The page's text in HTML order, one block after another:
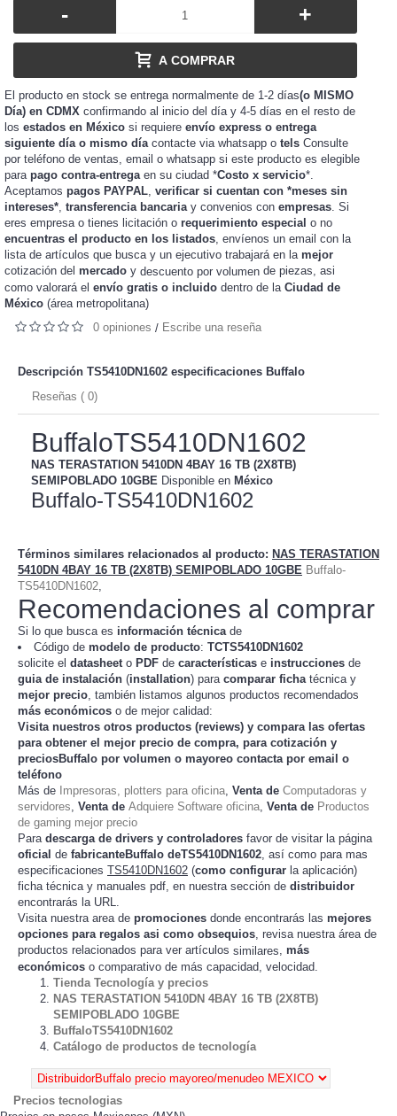
- +
A COMPRAR
El producto en stock se entrega normalmente de 1-2 días(o MISMO
Día) en CDMX confirmando al inicio del día y 4-5 días en el resto de
los estados en México si requiere envío express o entrega
siguiente día o mismo día contacte via whatsapp o tels Consulte
por teléfono de ventas, email o whatsapp si este producto es elegible
para pago contra-entrega en su ciudad *Costo x servicio*.
Aceptamos pagos PAYPAL verificar si cuentan con *meses sin
intereses* transferencia bancaria y convenios con empresas . Si
eres empresa o tienes licitación o requerimiento especial o no
encuentras el producto en los listados, envíenos un email con la
lista de artículos que busca y un ejecutivo trabajará en la mejor
cotización del mercado y descuento por volumen de piezas, asi
como valorará el envío gratis o incluido dentro de la Ciudad de
México (área metropolitana)
0 opiniones / Escribe una reseña
Descripción TS5410DN1602 especificaciones Buffalo
Reseñas ( 0)
BuffaloTS5410DN1602
NAS TERASTATION 5410DN 4BAY 16 TB (2X8TB)
SEMIPOBLADO 10GBE Disponible en México
Buffalo-TS5410DN1602
Términos similares relacionados al producto: NAS TERASTATION
5410DN 4BAY 16 TB (2X8TB) SEMIPOBLADO 10GBE Buffalo-
TS5410DN1602
Recomendaciones al comprar
Si lo que busca es información técnica de
Código de modelo de producto: TCTS5410DN1602
solicite el datasheet o PDF de características e instrucciones de
guia de instalación (installation) para comparar ficha técnica y
mejor precio , también listamos algunos productos recomendados
más económicos o de mejor calidad:
Visita nuestros otros productos (reviews) y compara las ofertas
para obtener el mejor precio de compra, para cotización y
preciosBuffalo por volumen o mayoreo contacta por email o
teléfono
Más de Impresoras, plotters para oficina Venta de Computadoras y
servidores Venta de Adquiere Software oficina Venta de Productos
de gaming mejor precio
Para descarga de drivers y controladores favor de visitar la página
oficial de fabricanteBuffalo deTS5410DN1602 , así como para mas
especificaciones TS5410DN1602 (como configurar la aplicación)
ficha técnica y manuales pdf, en nuestra sección de distribuidor
encontrarás la URL.
Visita nuestra area de promociones donde encontrarás las mejores
opciones para regalos asi como obsequios, revisa nuestra área de
productos relacionados para ver artículos similares, más
económicos o comparativo de más capacidad, velocidad.
Tienda Tecnología y precios
NAS TERASTATION 5410DN 4BAY 16 TB (2X8TB)
SEMIPOBLADO 10GBE
BuffaloTS5410DN1602
Catálogo de productos de tecnología
Precios tecnologias